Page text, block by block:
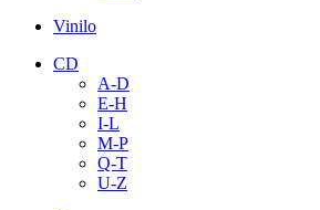
Vinilo
CD
A-D
E-H
I-L
M-P
Q-T
U-Z